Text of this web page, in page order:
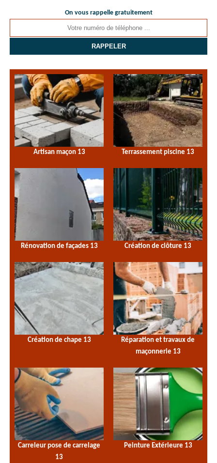
On vous rappelle gratuitement
Artisan maçon 13 Terrassement piscine 13
Rénovation de façades 13 Création de clôture 13
Création de chape 13
Réparation et travaux de
maçonnerie 13
Carreleur pose de carrelage
13
Peinture Extérieure 13